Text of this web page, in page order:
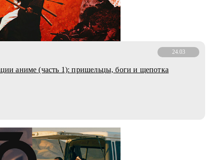
24.03
аниме (часть 1): пришельцы, боги и щепотка